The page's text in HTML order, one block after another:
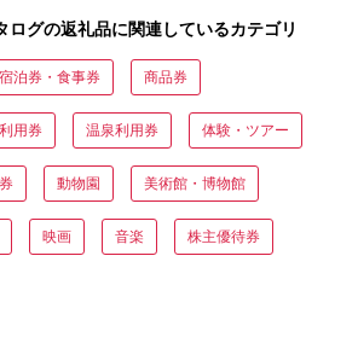
ログの返礼品に関連しているカテゴリ
宿泊券・食事券 商品券
用券 温泉利用券 体験・ツアー
動物園 美術館・博物館
映画 音楽 株主優待券